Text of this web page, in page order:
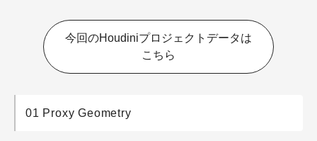
今回のHoudiniプロジェクトデータは
こちら
01 Proxy Geometry